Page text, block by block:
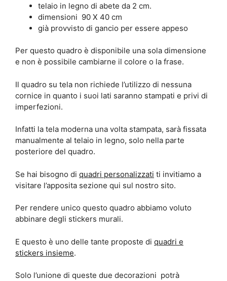
telaio in legno di abete da 2 cm.
dimensioni 90 X 40 cm
già provvisto di gancio per essere appeso
Per questo quadro è disponibile una sola dimensione
e non è possibile cambiarne il colore o la frase.
Il quadro su tela non richiede l’utilizzo di nessuna
cornice in quanto i suoi lati saranno stampati e privi di
imperfezioni.
Infatti la tela moderna una volta stampata, sarà fissata
manualmente al telaio in legno, solo nella parte
posteriore del quadro.
Se hai bisogno di quadri personalizzati ti invitiamo a
visitare l’apposita sezione qui sul nostro sito.
Per rendere unico questo quadro abbiamo voluto
abbinare degli stickers murali.
E questo è uno delle tante proposte di quadri e
stickers insieme.
Solo l’unione di queste due decorazioni potrà